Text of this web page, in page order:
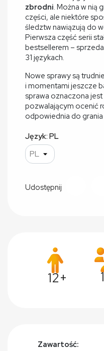
zbrodni. Można w nią
części, ale niektóre
śledztw nawiązują do
Pierwsza część serii
bestsellerem –
31 językach.
Nowe sprawy są
i momentami jeszcze
sprawa oznaczona
pozwalającym ocenić
odpowiednia do
Język: PL
Udostępnij
12+
Zawartość: